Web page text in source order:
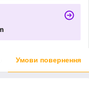
Умови повернення